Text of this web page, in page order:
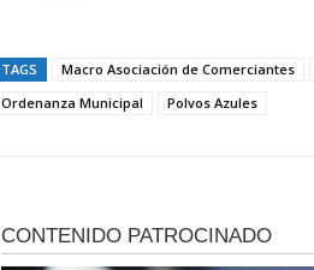
TAGS Macro Asociación de Comerciantes
Ordenanza Municipal
Polvos Azules